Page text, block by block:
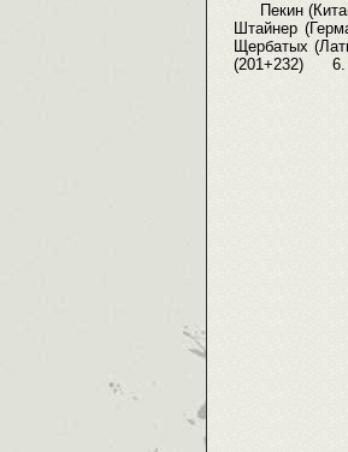
Пекин
Штайнер
Щербатых
(201+232) 6.